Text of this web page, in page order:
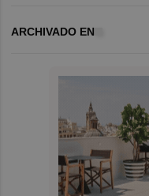
ARCHIVADO EN